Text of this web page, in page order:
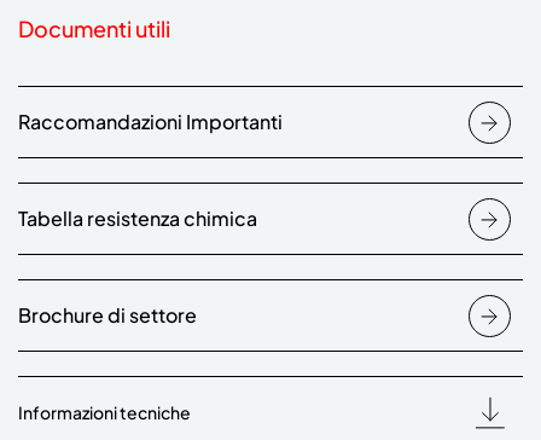
Documenti utili
Raccomandazioni Importanti
Tabella resistenza chimica
Brochure di settore
Informazioni tecniche